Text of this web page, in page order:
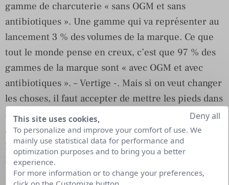
gamme de charcuterie « sans OGM et sans
antibiotiques ». Une gamme qui va représenter au
lancement 3 % des volumes de la marque. Ce que
tout le monde pense en creux, c’est que 97 % des
gammes de la marque sont « avec OGM et avec
antibiotiques ». – Vertige -. Mais si on veut changer
les choses, il faut accepter de mettre les pieds dans
le plat, expliquer d’où on part et où on veut aller.
Accepter de dire que la situation actuelle n’est pas
parfaite mais qu’on est résolument engagé à
l’améliorer.
This site uses cookies,
To personalize and improve your comfort of use. We
mainly use statistical data for performance and
optimization purposes and to bring you a better
experience.
For more information or to change your preferences,
Deny all